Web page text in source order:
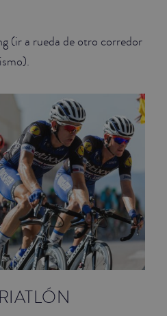
(ir a rueda de otro corredor